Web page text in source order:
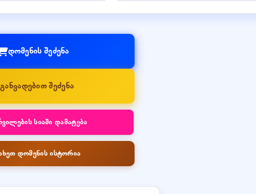
დომენის შეძენა
განვადებით შეძენა
სიაში დამატება
დომენის ისტორია